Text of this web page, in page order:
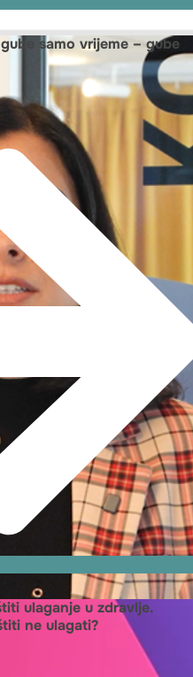
samo vrijeme – gube
ulaganje u zdravlje.
ne ulagati?